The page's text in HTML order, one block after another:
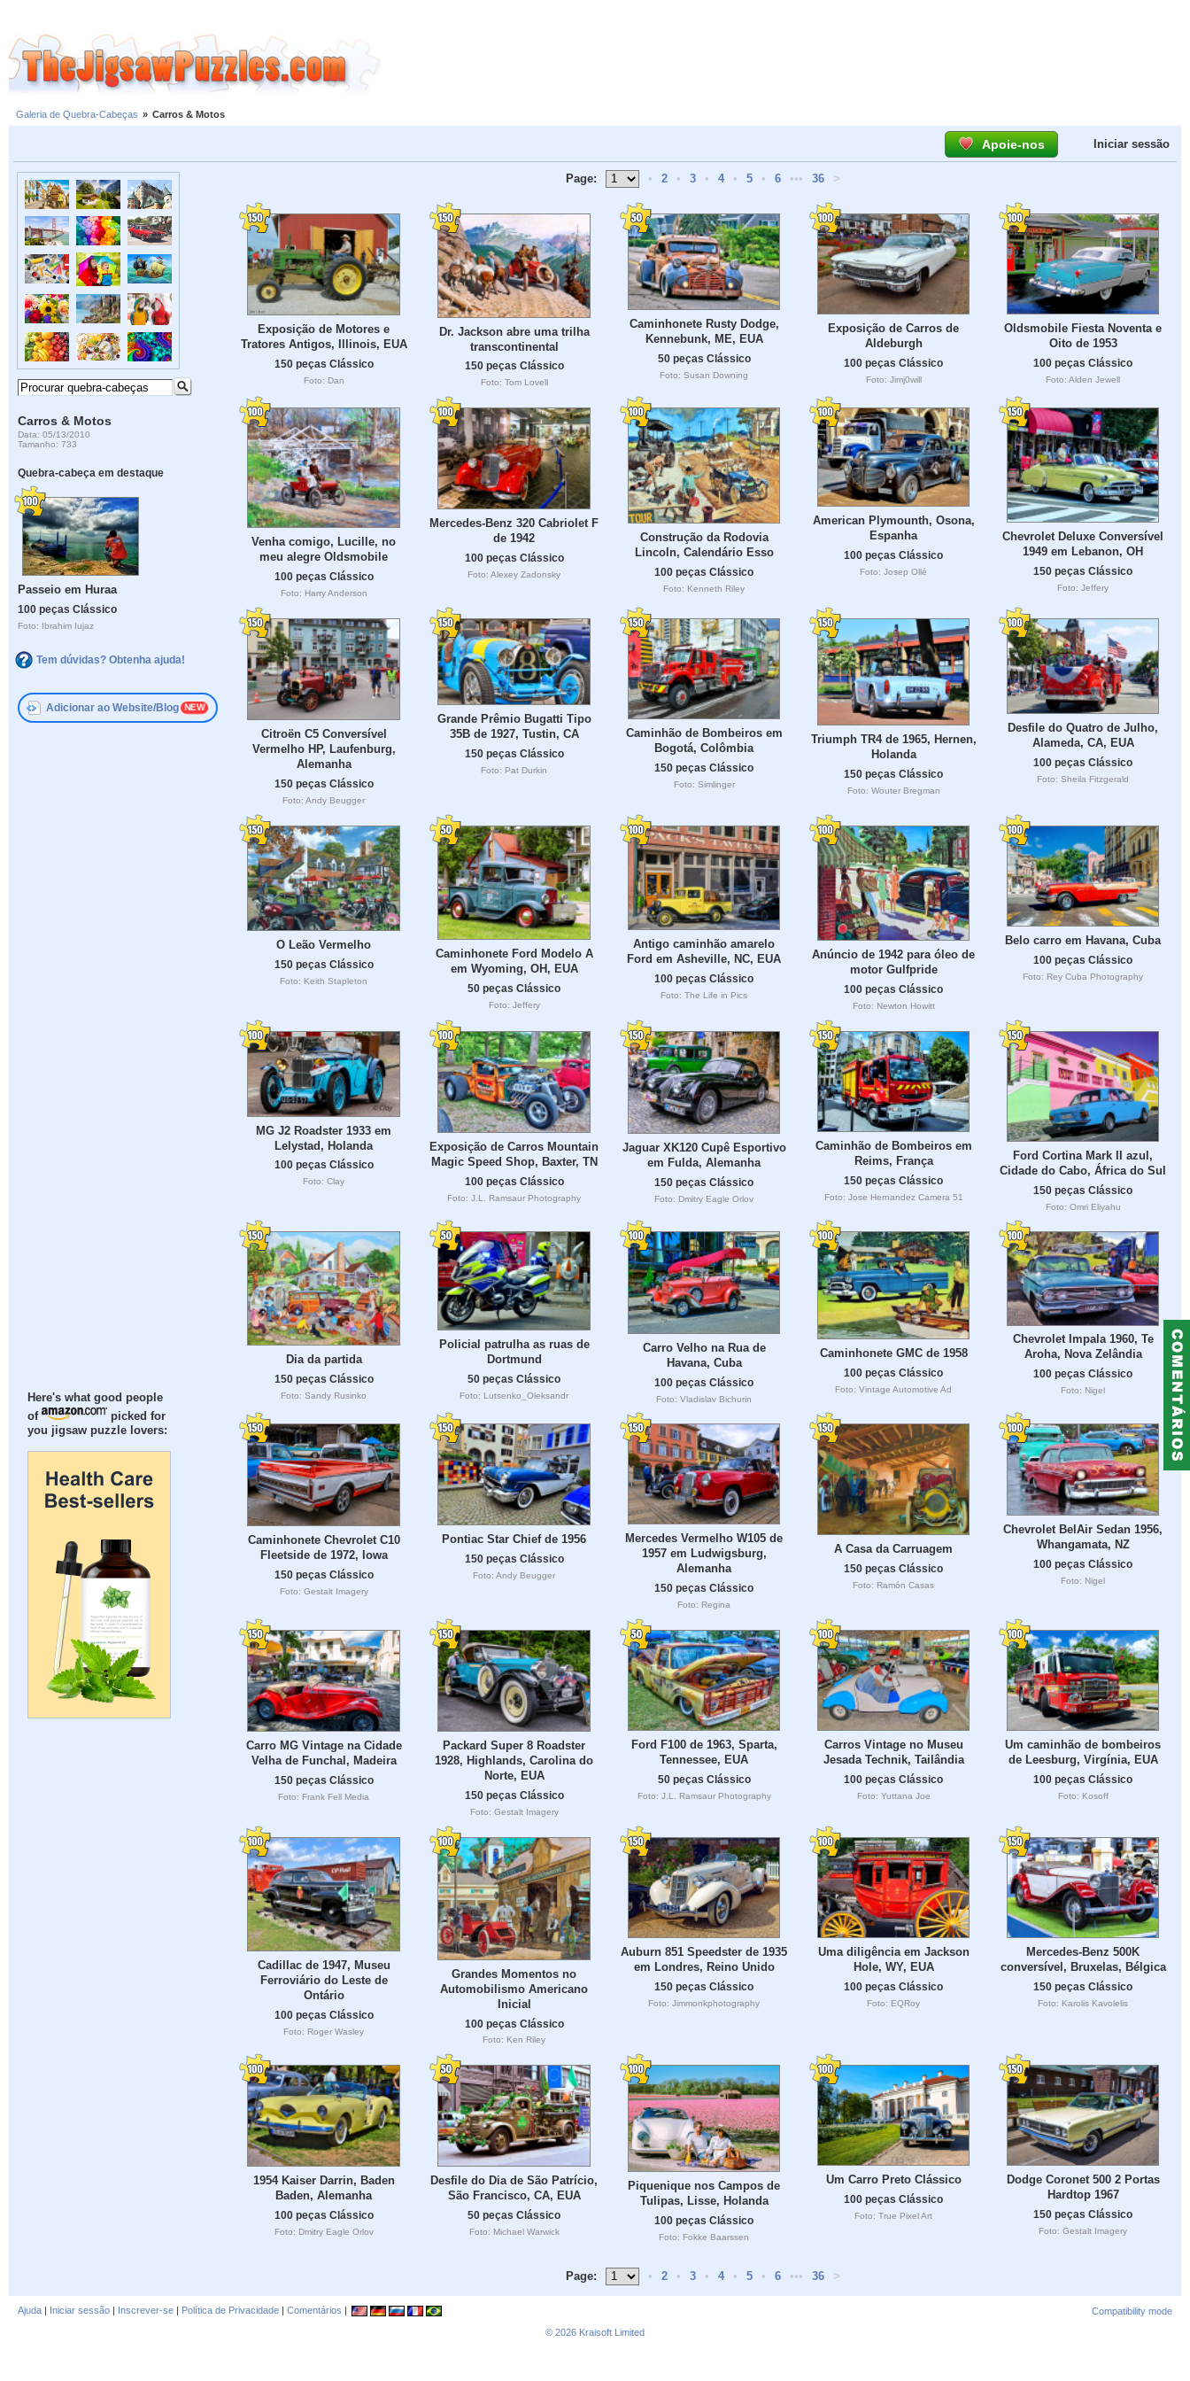
Galeria de Quebra-Cabeças » Carros & Motos
Apoie-nos Iniciar sessão
Carros & Motos
Data: 05/13/2010
Tamanho: 733
Quebra-cabeça em destaque
Passeio em Huraa
100 peças Clássico
Foto: Ibrahim Iujaz
Tem dúvidas? Obtenha ajuda!
Adicionar ao Website/Blog
Here's what good people
of
picked for
you jigsaw puzzle lovers:
Page: • 2 • 3 • 4 • 5 • 6 ••• 36 >
Exposição de Motores e
Tratores Antigos, Illinois, EUA
150 peças Clássico
Foto: Dan
Dr. Jackson abre uma trilha
transcontinental
150 peças Clássico
Foto: Tom Lovell
Caminhonete Rusty Dodge,
Kennebunk, ME, EUA
50 peças Clássico
Foto: Susan Downing
Exposição de Carros de
Aldeburgh
100 peças Clássico
Foto: Jimj0will
Oldsmobile Fiesta Noventa e
Oito de 1953
100 peças Clássico
Foto: Alden Jewell
Venha comigo, Lucille, no
meu alegre Oldsmobile
100 peças Clássico
Foto: Harry Anderson
Mercedes-Benz 320 Cabriolet F
de 1942
100 peças Clássico
Foto: Alexey Zadonsky
Construção da Rodovia
Lincoln, Calendário Esso
100 peças Clássico
Foto: Kenneth Riley
American Plymounth, Osona,
Espanha
100 peças Clássico
Foto: Josep Ollé
Chevrolet Deluxe Conversível
1949 em Lebanon, OH
150 peças Clássico
Foto: Jeffery
Citroën C5 Conversível
Vermelho HP, Laufenburg,
Alemanha
150 peças Clássico
Foto: Andy Beugger
Grande Prêmio Bugatti Tipo
35B de 1927, Tustin, CA
150 peças Clássico
Foto: Pat Durkin
Caminhão de Bombeiros em
Bogotá, Colômbia
150 peças Clássico
Foto: Simlinger
Triumph TR4 de 1965, Hernen,
Holanda
150 peças Clássico
Foto: Wouter Bregman
Desfile do Quatro de Julho,
Alameda, CA, EUA
100 peças Clássico
Foto: Sheila Fitzgerald
O Leão Vermelho
150 peças Clássico
Foto: Keith Stapleton
Caminhonete Ford Modelo A
em Wyoming, OH, EUA
50 peças Clássico
Foto: Jeffery
Antigo caminhão amarelo
Ford em Asheville, NC, EUA
100 peças Clássico
Foto: The Life in Pics
Anúncio de 1942 para óleo de
motor Gulfpride
100 peças Clássico
Foto: Newton Howitt
Belo carro em Havana, Cuba
100 peças Clássico
Foto: Rey Cuba Photography
MG J2 Roadster 1933 em
Lelystad, Holanda
100 peças Clássico
Foto: Clay
Exposição de Carros Mountain
Magic Speed Shop, Baxter, TN
100 peças Clássico
Foto: J.L. Ramsaur Photography
Jaguar XK120 Cupê Esportivo
em Fulda, Alemanha
150 peças Clássico
Foto: Dmitry Eagle Orlov
Caminhão de Bombeiros em
Reims, França
150 peças Clássico
Foto: Jose Hernandez Camera 51
Ford Cortina Mark II azul,
Cidade do Cabo, África do Sul
150 peças Clássico
Foto: Omri Eliyahu
Dia da partida
150 peças Clássico
Foto: Sandy Rusinko
Policial patrulha as ruas de
Dortmund
50 peças Clássico
Foto: Lutsenko_Oleksandr
Carro Velho na Rua de
Havana, Cuba
100 peças Clássico
Foto: Vladislav Bichurin
Caminhonete GMC de 1958
100 peças Clássico
Foto: Vintage Automotive Ad
Chevrolet Impala 1960, Te
Aroha, Nova Zelândia
100 peças Clássico
Foto: Nigel
Caminhonete Chevrolet C10
Fleetside de 1972, Iowa
150 peças Clássico
Foto: Gestalt Imagery
Pontiac Star Chief de 1956
150 peças Clássico
Foto: Andy Beugger
Mercedes Vermelho W105 de
1957 em Ludwigsburg,
Alemanha
150 peças Clássico
Foto: Regina
A Casa da Carruagem
150 peças Clássico
Foto: Ramón Casas
Chevrolet BelAir Sedan 1956,
Whangamata, NZ
100 peças Clássico
Foto: Nigel
Carro MG Vintage na Cidade
Velha de Funchal, Madeira
150 peças Clássico
Foto: Frank Fell Media
Packard Super 8 Roadster
1928, Highlands, Carolina do
Norte, EUA
150 peças Clássico
Foto: Gestalt Imagery
Ford F100 de 1963, Sparta,
Tennessee, EUA
50 peças Clássico
Foto: J.L. Ramsaur Photography
Carros Vintage no Museu
Jesada Technik, Tailândia
100 peças Clássico
Foto: Yuttana Joe
Um caminhão de bombeiros
de Leesburg, Virgínia, EUA
100 peças Clássico
Foto: Kosoff
Cadillac de 1947, Museu
Ferroviário do Leste de
Ontário
100 peças Clássico
Foto: Roger Wasley
Grandes Momentos no
Automobilismo Americano
Inicial
100 peças Clássico
Foto: Ken Riley
Auburn 851 Speedster de 1935
em Londres, Reino Unido
150 peças Clássico
Foto: Jimmonkphotography
Uma diligência em Jackson
Hole, WY, EUA
100 peças Clássico
Foto: EQRoy
Mercedes-Benz 500K
conversível, Bruxelas, Bélgica
150 peças Clássico
Foto: Karolis Kavolelis
1954 Kaiser Darrin, Baden
Baden, Alemanha
100 peças Clássico
Foto: Dmitry Eagle Orlov
Desfile do Dia de São Patrício,
São Francisco, CA, EUA
50 peças Clássico
Foto: Michael Warwick
Piquenique nos Campos de
Tulipas, Lisse, Holanda
100 peças Clássico
Foto: Fokke Baarssen
Um Carro Preto Clássico
100 peças Clássico
Foto: True Pixel Art
Dodge Coronet 500 2 Portas
Hardtop 1967
150 peças Clássico
Foto: Gestalt Imagery
Page: • 2 • 3 • 4 • 5 • 6 ••• 36 >
Ajuda | Iniciar sessão | Inscrever-se | Política de Privacidade | Comentários |
Compatibility mode
© 2026 Kraisoft Limited